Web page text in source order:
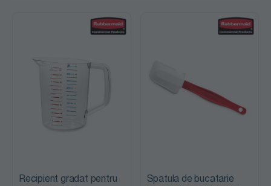
Recipient gradat pentru
Spatula de bucatarie